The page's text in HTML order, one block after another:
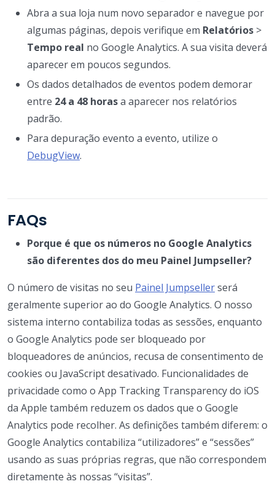
Abra a sua loja num novo separador e navegue por
algumas páginas, depois verifique em Relatórios >
Tempo real no Google Analytics. A sua visita deverá
aparecer em poucos segundos.
Os dados detalhados de eventos podem demorar
entre 24 a 48 horasa aparecer nos relatórios
padrão.
Para depuração evento a evento, utilize o
DebugView.
FAQs
Porque é que os números no Google Analytics
são diferentes dos do meu Painel Jumpseller?
O número de visitas no seu Painel Jumpsellerserá
geralmente superior ao do Google Analytics. O nosso
sistema interno contabiliza todas as sessões, enquanto
o Google Analytics pode ser bloqueado por
bloqueadores de anúncios, recusa de consentimento de
cookies ou JavaScript desativado. Funcionalidades de
privacidade como o App Tracking Transparency do iOS
da Apple também reduzem os dados que o Google
Analytics pode recolher. As definições também diferem: o
Google Analytics contabiliza “utilizadores” e “sessões”
usando as suas próprias regras, que não correspondem
diretamente às nossas “visitas”.